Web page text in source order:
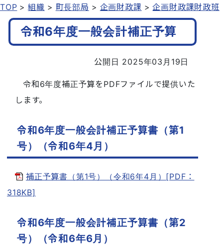
くらし 健康・福祉 教育・文化 観光・魅力 産業・しごと
TOP
組織 町長部局 企画財政課 企画財政課財政班
令和6年度一般会計補正予算
公開日 2025年03月19日
令和6年度補正予算をPDFファイルで提供いた
します。
令和6年度一般会計補正予算書（第1
号）（令和6年4月）
補正予算書（第1号）（令和6年4月）[PDF：
318KB]
令和6年度一般会計補正予算書（第2
号）（令和6年6月）